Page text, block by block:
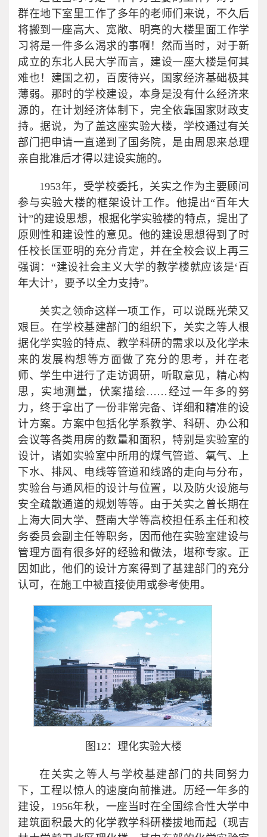
群在地下室里工作了多年的老师们来说，不久后
将搬到一座高大、宽敞、明亮的大楼里面工作学
习将是一件多么渴求的事啊！然而当时，对于新
成立的东北人民大学而言，建设一座大楼是何其
难也！建国之初，百废待兴，国家经济基础极其
薄弱。那时的学校建设，本身是没有什么经济来
源的，在计划经济体制下，完全依靠国家财政支
持。据说，为了盖这座实验大楼，学校通过有关
部门把申请一直递到了国务院，是由周恩来总理
亲自批准后才得以建设实施的。
1953年，受学校委托，关实之作为主要顾问
参与实验大楼的框架设计工作。他提出“百年大
计”的建设思想，根据化学实验楼的特点，提出了
原则性和建设性的意见。他的建设思想得到了时
任校长匡亚明的充分肯定，并在全校会议上再三
强调：“建设社会主义大学的教学楼就应该是‘百
年大计’，要予以全力支持”。
关实之领命这样一项工作，可以说既光荣又
艰巨。在学校基建部门的组织下，关实之等人根
据化学实验的特点、教学科研的需求以及化学未
来的发展构想等方面做了充分的思考，并在老
师、学生中进行了走访调研，听取意见，精心构
思，实地测量，伏案描绘……经过一年多的努
力，终于拿出了一份非常完备、详细和精准的设
计方案。方案中包括化学系教学、科研、办公和
会议等各类用房的数量和面积，特别是实验室的
设计，诸如实验室中所用的煤气管道、氧气、上
下水、排风、电线等管道和线路的走向与分布，
实验台与通风柜的设计与位置，以及防火设施与
安全疏散通道的规划等等。由于关实之曾长期在
上海大同大学、暨南大学等高校担任系主任和校
务委员会副主任等职务，因而他在实验室建设与
管理方面有很多好的经验和做法，堪称专家。正
因如此，他们的设计方案得到了基建部门的充分
认可，在施工中被直接使用或参考使用。
图12：理化实验大楼
在关实之等人与学校基建部门的共同努力
下，工程以惊人的速度向前推进。历经一年多的
建设，1956年秋，一座当时在全国综合性大学中
建筑面积最大的化学教学科研楼拔地而起（现吉